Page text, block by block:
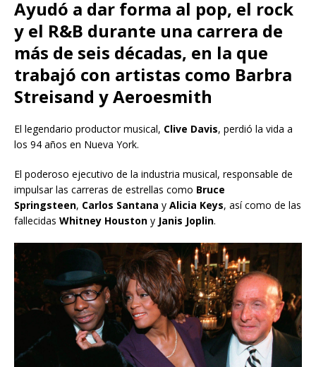
Ayudó a dar forma al pop, el rock
y el R&B durante una carrera de
más de seis décadas, en la que
trabajó con artistas como Barbra
Streisand y Aeroesmith
El legendario productor musical, Clive Davis, perdió la vida a
los 94 años en Nueva York.
El poderoso ejecutivo de la industria musical, responsable de
impulsar las carreras de estrellas como Bruce
Springsteen, Carlos Santana y Alicia Keys, así como de las
fallecidas Whitney Houston y Janis Joplin.